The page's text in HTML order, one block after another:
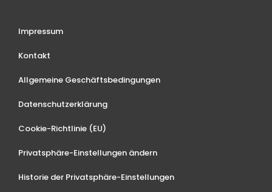
Impressum
Kontakt
Allgemeine Geschäftsbedingungen
Datenschutzerklärung
Cookie-Richtlinie (EU)
Privatsphäre-Einstellungen ändern
Historie der Privatsphäre-Einstellungen